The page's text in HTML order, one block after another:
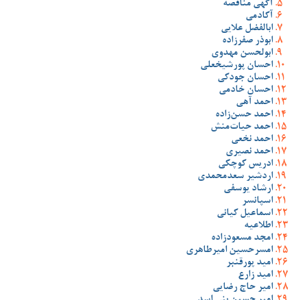
آگهی مناقصه
آکادمی
ابالفضل علایی
ابوذر صفرزاده
ابولحسن مهدوی
احسان پورشیخعلی
احسان جودکی
احسان خادمی
احمد آهی
احمد حسن‌زاده
احمد حیات‌منش
احمد نخعی
احمد نصیری
ادریس کوچکی
اردشیر سعدمحمدی
ارشاد یوسفی
اسپانسر
اسماعیل کیانی
اطلاعیه
امجد مسعودزاده
امسرحسین امیرطاهری
امید پورقنبر
امید زارع
امیر حاج رضایی